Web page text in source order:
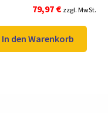
von 5
Ursprünglicher
Preis
war:
106,98 €
79,97 €Aktueller
Preis
ist:
79,97 €.
zzgl. MwSt.
In den Warenkorb